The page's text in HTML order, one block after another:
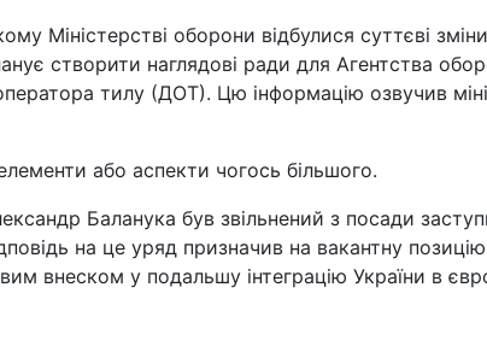
Міністерстві оборони відбулися суттєві
створити наглядові ради для Агентства
тилу (ДОТ). Цю інформацію озвучив
або аспекти чогось більшого.
Баланука був звільнений з посади
на це уряд призначив на вакантну
внеском у подальшу інтеграцію України в